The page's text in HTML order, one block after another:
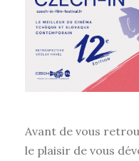
Avant de vous
le plaisir de vous